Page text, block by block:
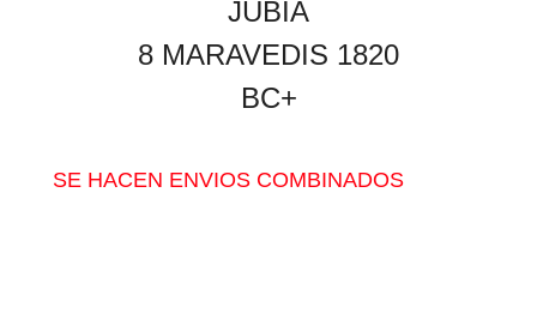
JUBIA
8 MARAVEDIS 1820
BC+
SE HACEN ENVIOS COMBINADOS